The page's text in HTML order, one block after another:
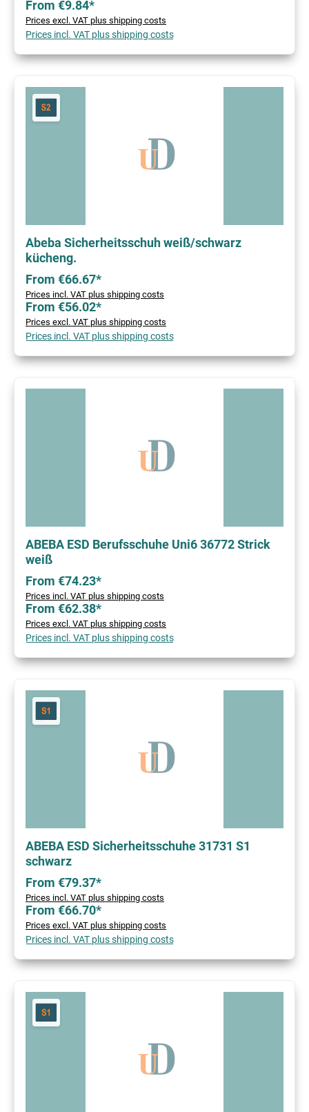
From €9.84*
Prices excl. VAT plus shipping costs
Prices incl. VAT plus shipping costs
Abeba Sicherheitsschuh weiß/schwarz
kücheng.
From €66.67*
Prices incl. VAT plus shipping costs
From €56.02*
Prices excl. VAT plus shipping costs
Prices incl. VAT plus shipping costs
ABEBA ESD Berufsschuhe Uni6 36772 Strick
weiß
From €74.23*
Prices incl. VAT plus shipping costs
From €62.38*
Prices excl. VAT plus shipping costs
Prices incl. VAT plus shipping costs
ABEBA ESD Sicherheitsschuhe 31731 S1
schwarz
From €79.37*
Prices incl. VAT plus shipping costs
From €66.70*
Prices excl. VAT plus shipping costs
Prices incl. VAT plus shipping costs